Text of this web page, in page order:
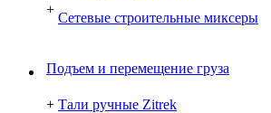
+
Сетевые строительные миксеры
Подъем и перемещение груза
+ Тали ручные Zitrek